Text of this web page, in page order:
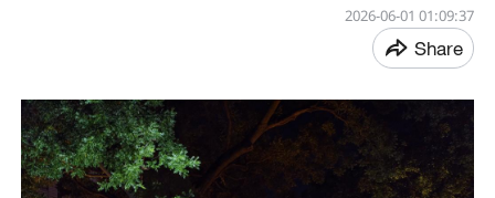
01:09:37 2026-06-01
Share